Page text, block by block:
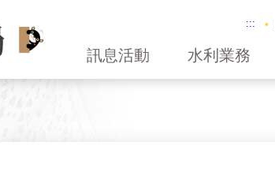
:::
訊息活動 水利業務